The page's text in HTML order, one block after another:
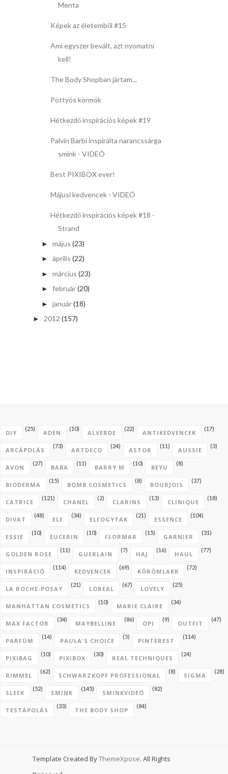
Menta
Képek az életemből #15
Ami egyszer bevált, azt nyomatni
kell!
The Body Shopban jártam...
Pöttyös körmök
Hétkezdő inspirációs képek #19
Palvin Barbi inspirálta narancssárga
smink - VIDEÓ
Best PIXIBOX ever!
Májusi kedvencek - VIDEÓ
Hétkezdő inspirációs képek #18 -
Strand
► május (23)
► április (22)
► március (23)
► február(20)
► január(18)
► 2012 (157)
DIY
(25)
ADEN
(10)
ALVERDE
(22)
ANTIKEDVENCEK
(17)
ARCÁPOLÁS
(73)
ARTDECO
(24)
ASTOR
(11)
AUSSIE
(3)
AVON
(27)
BABA
(11)
BARRY M
(10)
BEYU
(8)
BIODERMA
(15)
BOMB COSMETICS
(8)
BOURJOIS
(37)
CATRICE
(121)
CHANEL
(2)
CLARINS
(13)
CLINIQUE
(18)
DIVAT
(48)
ELF
(34)
ELFOGYTAK
(21)
ESSENCE
(104)
ESSIE
(10)
EUCERIN
(10)
FLORMAR
(15)
GARNIER
(31)
GOLDEN ROSE
(11)
GUERLAIN
(7)
HAJ
(16)
HAUL
(77)
INSPIRÁCIÓ
(114)
KEDVENCEK
(69)
KÖRÖMLAKK
(72)
LA ROCHE-POSAY
(21)
LOREAL
(67)
LOVELY
(25)
MANHATTAN COSMETICS
(10)
MARIE CLAIRE
(34)
MAX FACTOR
(34)
MAYBELLINE
(86)
OPI
(9)
OUTFIT
(47)
PARFÜM
(14)
PAULA'S CHOICE
(5)
PINTEREST
(114)
PIXIBAG
(10)
PIXIBOX
(30)
REAL TECHNIQUES
(24)
RIMMEL
(62)
SCHWARZKOPF PROFESSIONAL
(8)
SIGMA
(28)
SLEEK
(52)
SMINK
(145)
SMINKVIDEÓ
(82)
TESTÁPOLÁS
(33)
THE BODY SHOP
(84)
Template Created ByThemeXpose. All Rights